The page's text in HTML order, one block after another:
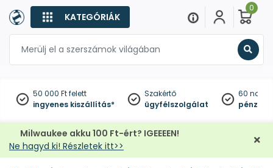
KATEGÓRIÁK
0
50 000 Ft felett
ingyenes kiszállítás*
Szakértő
ügyfélszolgálat
60
Milwaukee akku 100 Ft-ért? IGEEEEN!
Ne hagyd ki! Részletek itt>>